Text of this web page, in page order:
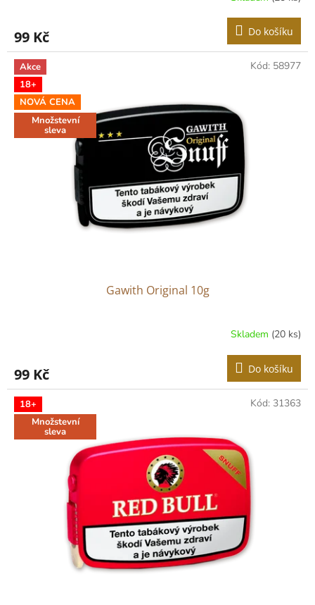
99 Kč Do košíku
Akce
18+
NOVÁ CENA
Množstevní
sleva
Gawith Original 10g
Skladem (20 ks)
99 Kč Do košíku
Kód: 58977
18+
Množstevní
sleva
Kód: 31363